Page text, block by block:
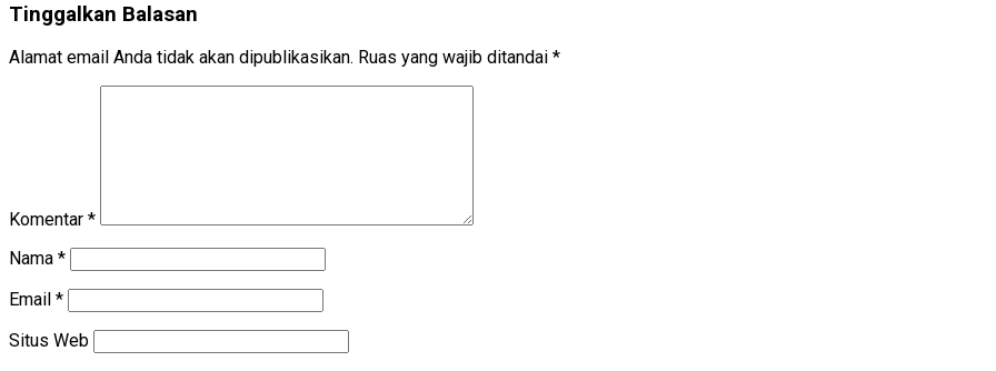
Tinggalkan Balasan
Alamat email Anda tidak akan dipublikasikan. Ruas yang wajib ditandai *
Komentar *
Nama *
Email *
Situs Web